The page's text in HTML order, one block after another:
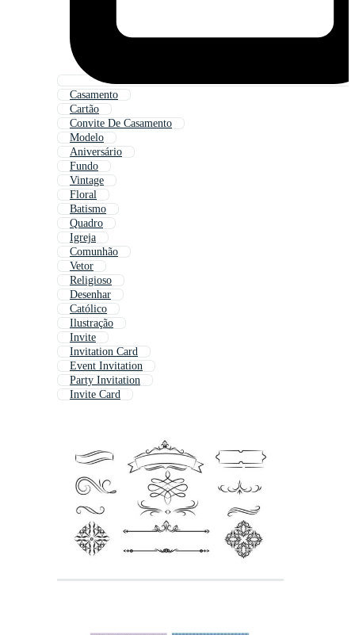
Casamento
Cartão
Convite De Casamento
Modelo
Aniversário
Fundo
Vintage
Floral
Batismo
Quadro
Igreja
Comunhão
Vetor
Religioso
Desenhar
Católico
Ilustração
Invite
Invitation Card
Event Invitation
Party Invitation
Invite Card